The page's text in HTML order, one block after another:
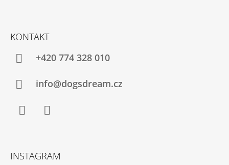
KONTAKT
+420 774 328 010
info@dogsdream.cz
INSTAGRAM